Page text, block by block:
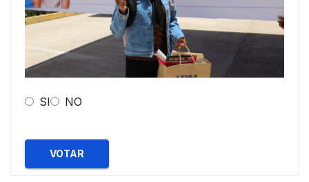
SI NO
VOTAR